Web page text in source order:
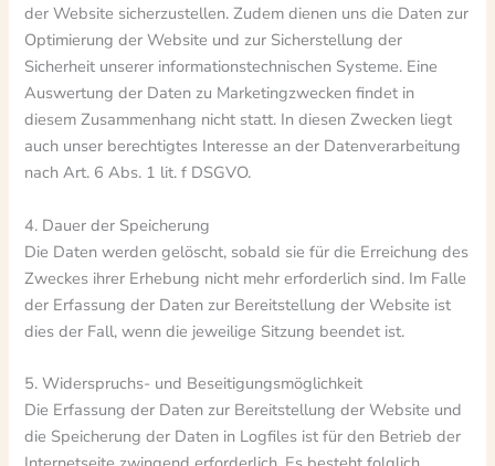
der Website sicherzustellen. Zudem dienen uns die Daten zur
Optimierung der Website und zur Sicherstellung der
Sicherheit unserer informationstechnischen Systeme. Eine
Auswertung der Daten zu Marketingzwecken findet in
diesem Zusammenhang nicht statt. In diesen Zwecken liegt
auch unser berechtigtes Interesse an der Datenverarbeitung
nach Art. 6 Abs. 1 lit. f DSGVO.
4. Dauer der Speicherung
Die Daten werden gelöscht, sobald sie für die Erreichung des
Zweckes ihrer Erhebung nicht mehr erforderlich sind. Im Falle
der Erfassung der Daten zur Bereitstellung der Website ist
dies der Fall, wenn die jeweilige Sitzung beendet ist.
5. Widerspruchs- und Beseitigungsmöglichkeit
Die Erfassung der Daten zur Bereitstellung der Website und
die Speicherung der Daten in Logfiles ist für den Betrieb der